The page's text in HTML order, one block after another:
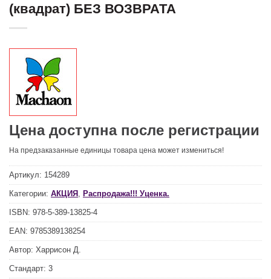
(квадрат) БЕЗ ВОЗВРАТА
Цена доступна после регистрации
На предзаказанные единицы товара цена может измениться!
Артикул: 154289
Категории: АКЦИЯ , Распродажа!!! Уценка.
ISBN: 978-5-389-13825-4
EAN: 9785389138254
Автор: Харрисон Д.
Стандарт: 3